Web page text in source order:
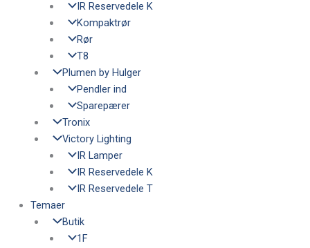
IR Reservedele K
Kompaktrør
Rør
T8
Plumen by Hulger
Pendler ind
Sparepærer
Tronix
Victory Lighting
IR Lamper
IR Reservedele K
IR Reservedele T
Temaer
Butik
1F